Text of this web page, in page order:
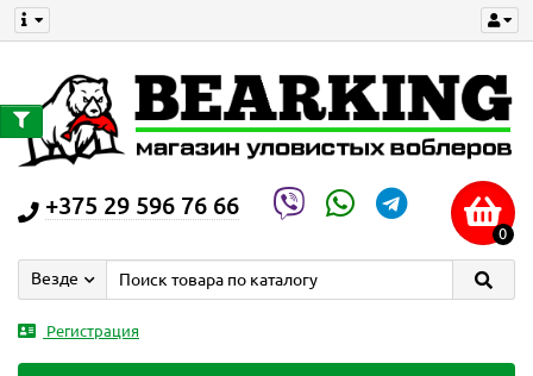
+375 29 596 76 66
0
Везде
Регистрация